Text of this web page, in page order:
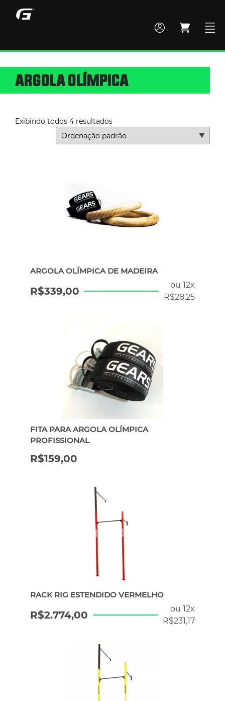
MONTE SEU BOX
TODOS OS PRODUTOS
CROSS TRAINING
HYROX
ATENDIMENTO POR WHATSAPP
ARGOLA OLÍMPICA
Exibindo todos 4 resultados
ARGOLA OLÍMPICA DE MADEIRA
ou 12x
R$28,25
R$339,00
FITA PARA ARGOLA OLÍMPICA
PROFISSIONAL
R$159,00
RACK RIG ESTENDIDO VERMELHO
ou 12x
R$231,17
R$2.774,00